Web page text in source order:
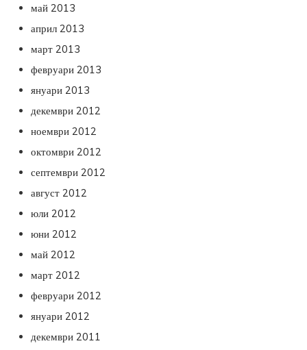
май 2013
април 2013
март 2013
февруари 2013
януари 2013
декември 2012
ноември 2012
октомври 2012
септември 2012
август 2012
юли 2012
юни 2012
май 2012
март 2012
февруари 2012
януари 2012
декември 2011